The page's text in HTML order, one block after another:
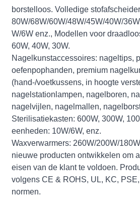
borstelloos. Volledige
80W/68W/60W/48W/45W/40W/
W/6W enz., Modellen voor
60W, 40W, 30W.
Nagelkunstaccessoires: nageltips,
oefenpophanden, premium
(hand-/voetkussens, in hoogte
nagelstationlampen, nagelboren,
nagelvijlen, nagelmallen,
Sterilisatiekasten: 600W, 300W,
eenheden: 10W/6W, enz.
Waxverwarmers: 260W/200W/
nieuwe producten ontwikkelen om
eisen van de klant te voldoen.
volgens CE & ROHS, UL, KC,
normen.